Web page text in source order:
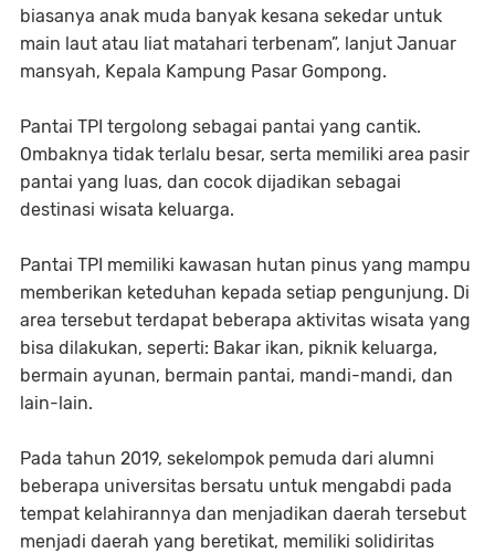
biasanya anak muda banyak kesana sekedar untuk
main laut atau liat matahari terbenam”, lanjut Januar
mansyah, Kepala Kampung Pasar Gompong.
Pantai TPI tergolong sebagai pantai yang cantik.
Ombaknya tidak terlalu besar, serta memiliki area pasir
pantai yang luas, dan cocok dijadikan sebagai
destinasi wisata keluarga.
Pantai TPI memiliki kawasan hutan pinus yang mampu
memberikan keteduhan kepada setiap pengunjung. Di
area tersebut terdapat beberapa aktivitas wisata yang
bisa dilakukan, seperti: Bakar ikan, piknik keluarga,
bermain ayunan, bermain pantai, mandi-mandi, dan
lain-lain.
Pada tahun 2019, sekelompok pemuda dari alumni
beberapa universitas bersatu untuk mengabdi pada
tempat kelahirannya dan menjadikan daerah tersebut
menjadi daerah yang beretikat, memiliki solidiritas